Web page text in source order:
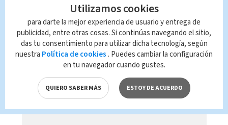
Telediario En Directo con Paula
Brenes, 06 de agosto 2026
Utilizamos cookies
para darte la mejor experiencia de usuario y entrega de
publicidad, entre otras cosas. Si continúas navegando el sitio,
das tu consentimiento para utilizar dicha tecnología, según
nuestra Política de cookies . Puedes cambiar la configuración
en tu navegador cuando gustes.
QUIERO SABER MÁS ESTOY DE ACUERDO